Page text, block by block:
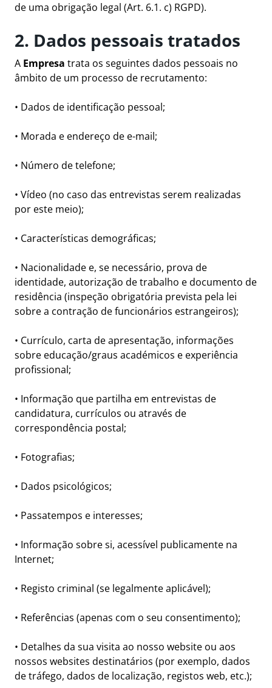
de uma obrigação legal (Art. 6.1. c) RGPD).
2. Dados pessoais tratados
A Empresa trata os seguintes dados pessoais no
âmbito de um processo de recrutamento:
• Dados de identificação pessoal;
• Morada e endereço de e-mail;
• Número de telefone;
• Vídeo (no caso das entrevistas serem realizadas
por este meio);
• Características demográficas;
• Nacionalidade e, se necessário, prova de
identidade, autorização de trabalho e documento de
residência (inspeção obrigatória prevista pela lei
sobre a contração de funcionários estrangeiros);
• Currículo, carta de apresentação, informações
sobre educação/graus académicos e experiência
profissional;
• Informação que partilha em entrevistas de
candidatura, currículos ou através de
correspondência postal;
• Fotografias;
• Dados psicológicos;
• Passatempos e interesses;
• Informação sobre si, acessível publicamente na
Internet;
• Registo criminal (se legalmente aplicável);
• Referências (apenas com o seu consentimento);
• Detalhes da sua visita ao nosso website ou aos
nossos websites destinatários (por exemplo, dados
de tráfego, dados de localização, registos web, etc.);